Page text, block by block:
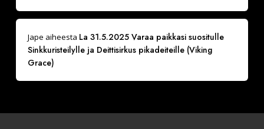
Jape aiheesta La 31.5.2025 Varaa paikkasi suositulle
Sinkkuristeilylle ja Deittisirkus pikadeiteille (Viking
Grace)